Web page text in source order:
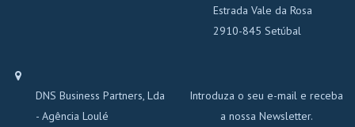
Estrada Vale da Rosa
2910-845 Setúbal
DNS Business Partners, Lda
- Agência Loulé
Introduza o seu e-mail e receba
a nossa Newsletter.